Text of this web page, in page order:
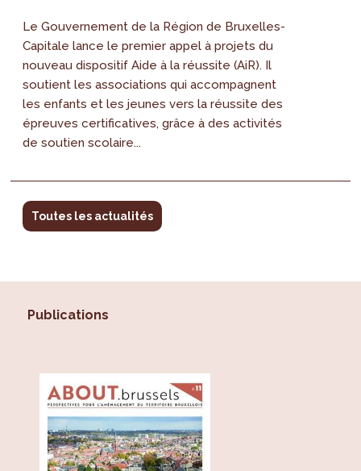
Le Gouvernement de la Région de Bruxelles-
Capitale lance le premier appel à projets du
nouveau dispositif Aide à la réussite (AiR). Il
soutient les associations qui accompagnent
les enfants et les jeunes vers la réussite des
épreuves certificatives, grâce à des activités
de soutien scolaire...
Toutes les actualités
Publications